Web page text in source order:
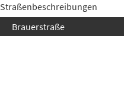
Straßenbeschreibungen
Brauerstraße